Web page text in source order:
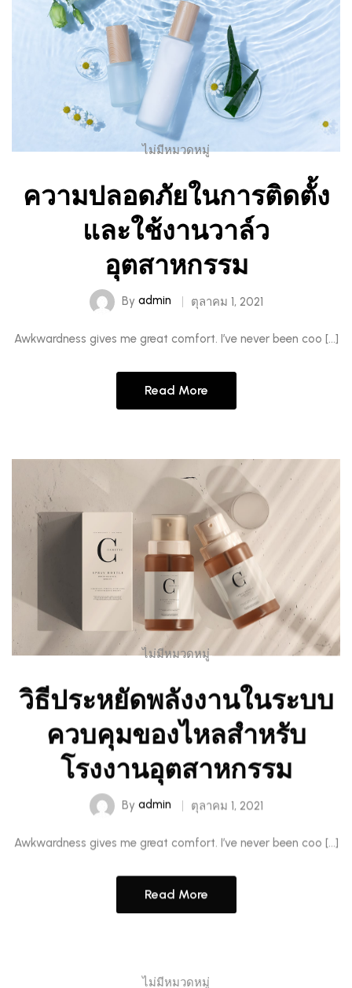
ไม่มีหมวดหมู่
ความปลอดภัยในการติดตั้ง
และใช้งานวาล์ว
อุตสาหกรรม
By admin ตุลาคม 1, 2021
Awkwardness gives me great comfort. I’ve never been coo […]
Read More
ไม่มีหมวดหมู่
วิธีประหยัดพลังงานในระบบ
ควบคุมของไหลสำหรับ
โรงงานอุตสาหกรรม
By admin ตุลาคม 1, 2021
Awkwardness gives me great comfort. I’ve never been coo […]
Read More
ไม่มีหมวดหมู่